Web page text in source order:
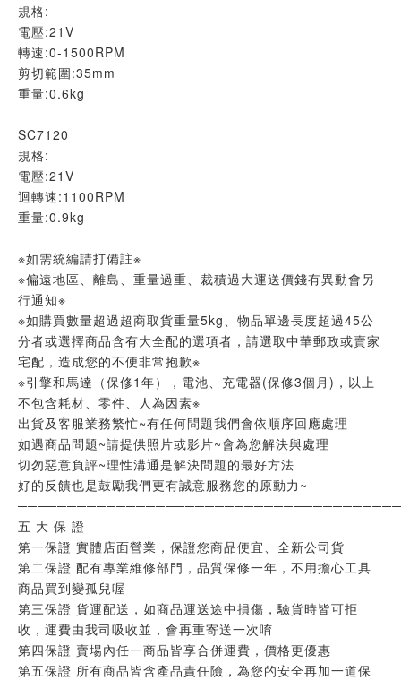
規格:
電壓:21V
轉速:0-1500RPM
剪切範圍:35mm
重量:0.6kg
SC7120
規格:
電壓:21V
迴轉速:1100RPM
重量:0.9kg
※如需統編請打備註※
※偏遠地區、離島、重量過重、裁積過大運送價錢有異動會另
行通知※
※如購買數量超過超商取貨重量5kg、物品單邊長度超過45公
分者或選擇商品含有大全配的選項者，請選取中華郵政或賣家
宅配，造成您的不便非常抱歉※
※引擎和馬達（保修1年），電池、充電器(保修3個月)，以上
不包含耗材、零件、人為因素※
出貨及客服業務繁忙~有任何問題我們會依順序回應處理
如遇商品問題~請提供照片或影片~會為您解決與處理
切勿惡意負評~理性溝通是解決問題的最好方法
好的反饋也是鼓勵我們更有誠意服務您的原動力~
五 大 保 證
第一保證 實體店面營業，保證您商品便宜、全新公司貨
第二保證 配有專業維修部門，品質保修一年，不用擔心工具
商品買到變孤兒喔
第三保證 貨運配送，如商品運送途中損傷，驗貨時皆可拒
收，運費由我司吸收並，會再重寄送一次唷
第四保證 賣場內任一商品皆享合併運費，價格更優惠
第五保證 所有商品皆含產品責任險，為您的安全再加一道保